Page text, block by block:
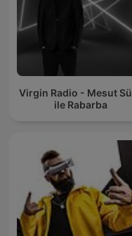
Virgin Radio - Mesut
ile Rabarba